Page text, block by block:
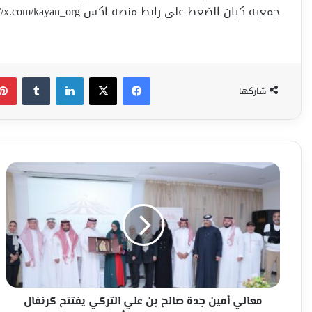
جمعية كيان الضغط على رابط منصة اكس https://x.com/kayan_org
شاركها
فيسبوك‫X لينكدإن
معالي
صالح
بن
علي
التركي
يفتتح
كرنفال
هويدامعالي أمين جدة صالح بن علي التركي يفتتح كرنفال